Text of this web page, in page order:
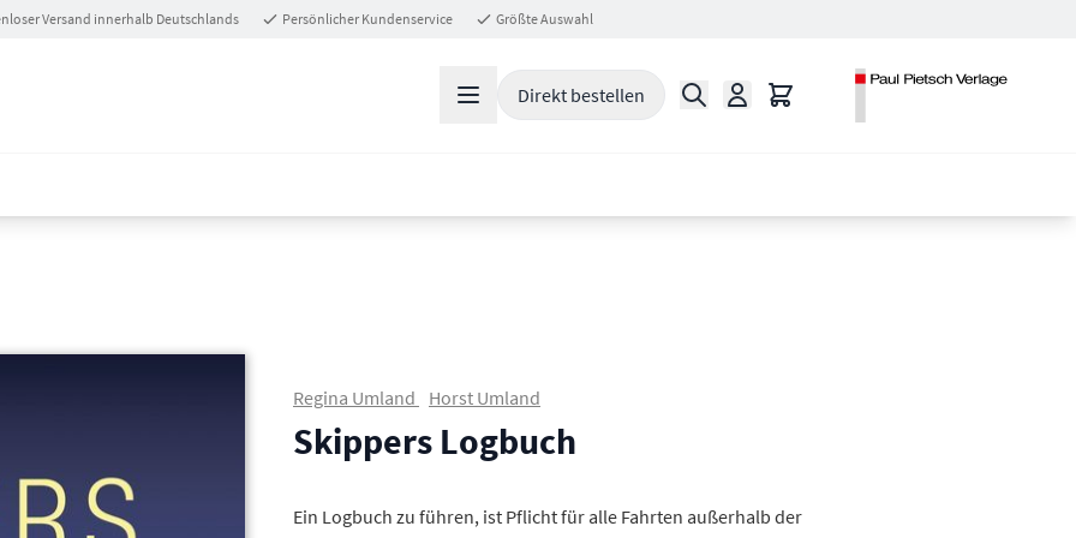
Versand innerhalb Deutschlands Persönlicher Kundenservice Größte Auswahl
Direkt bestellen Suche Warenkorb
Regina Umland Horst Umland
Skippers Logbuch
Ein Logbuch zu führen, ist Pflicht für alle Fahrten außerhalb der